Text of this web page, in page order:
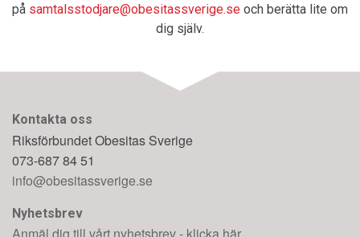
på samtalsstodjare@obesitassverige.se och berätta lite om
dig själv.
Kontakta oss
Riksförbundet Obesitas Sverige
073-687 84 51
info@obesitassverige.se
Nyhetsbrev